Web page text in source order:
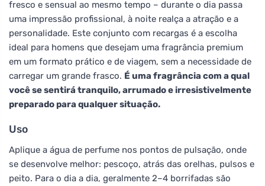
fresco e sensual ao mesmo tempo – durante o dia passa
uma impressão profissional, à noite realça a atração e a
personalidade. Este conjunto com recargas é a escolha
ideal para homens que desejam uma fragrância premium
em um formato prático e de viagem, sem a necessidade de
carregar um grande frasco. É uma fragrância com a qual
você se sentirá tranquilo, arrumado e irresistivelmente
preparado para qualquer situação.
Uso
Aplique a água de perfume nos pontos de pulsação, onde
se desenvolve melhor: pescoço, atrás das orelhas, pulsos e
peito. Para o dia a dia, geralmente 2–4 borrifadas são